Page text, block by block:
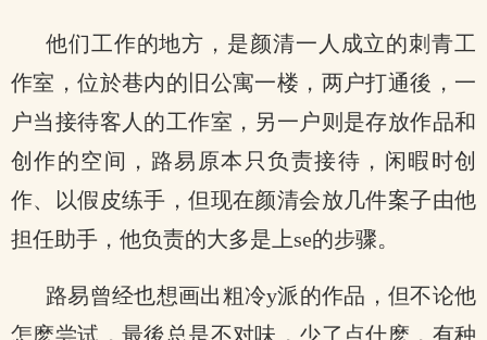
他们工作的地方，是颜清一人成立的刺青工
作室，位於巷内的旧公寓一楼，两户打通後，一
户当接待客人的工作室，另一户则是存放作品和
创作的空间，路易原本只负责接待，闲暇时创
作、以假皮练手，但现在颜清会放几件案子由他
担任助手，他负责的大多是上se的步骤。
路易曾经也想画出粗冷y派的作品，但不论他
怎麽尝试，最後总是不对味，少了点什麽，有种